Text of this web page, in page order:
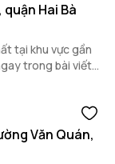
Hai Bà
tại khu vực gần
trong bài viết
Văn Quán,